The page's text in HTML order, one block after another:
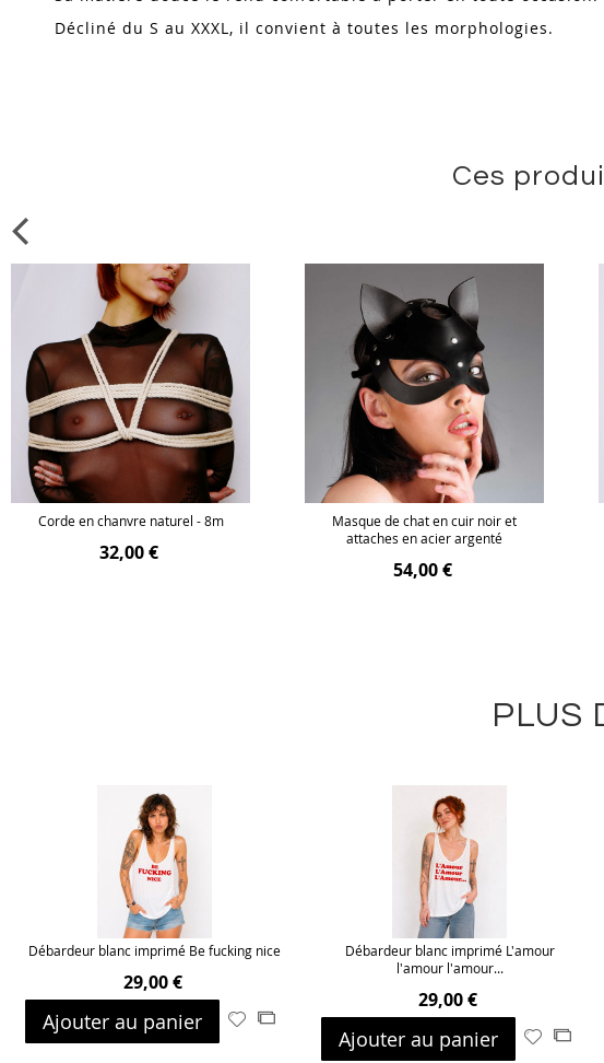
Décliné du S au XXXL, il convient à toutes les morphologies.
Ces
Corde en chanvre naturel - 8m
32,00 €
Masque de chat en cuir noir et
attaches en acier argenté
54,00 €
PLUS
Débardeur blanc imprimé Be fucking nice
29,00 €
Ajouter au panier
AjouterAjouter
Débardeur blanc imprimé L'amour
l'amour l'amour...
29,00 €
Ajouter au panier
Ajouter